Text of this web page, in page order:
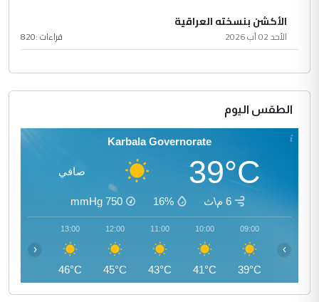
الأكشن بنسخته العراقية
الأحد 02 آب 2026 قراءات :820
الطقس اليوم
Karbala Governorate
39°C صافي
6 م\ث 16%
750
mmHg
09:00
39°C
10:00
41°C
11:00
43°C
12:00
45°C
13:00
46°C
‹ ›